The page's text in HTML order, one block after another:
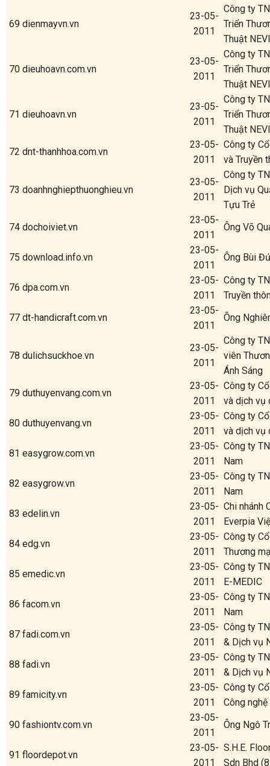
69 dienmayvn.vn
23-05-
2011
Công ty
Triển
Thuật
70 dieuhoavn.com.vn
23-05-
2011
Công ty
Triển
Thuật
71 dieuhoavn.vn
23-05-
2011
Công ty
Triển
Thuật
72 dnt-thanhhoa.com.vn
23-05-
2011
Công ty
và Truyền
73 doanhnghiepthuonghieu.vn
23-05-
2011
Công ty
Dịch vụ
Tựu Trẻ
74 dochoiviet.vn
23-05-
2011
Ông Võ
75 download.info.vn
23-05-
2011
Ông Bùi
76 dpa.com.vn
23-05-
2011
Công ty
Truyền
77 dt-handicraft.com.vn
23-05-
2011
Ông
78 dulichsuckhoe.vn
23-05-
2011
Công ty
viên
Ánh Sáng
79 duthuyenvang.com.vn
23-05-
2011
Công ty
và dịch vụ
80 duthuyenvang.vn
23-05-
2011
Công ty
và dịch vụ
81 easygrow.com.vn
23-05-
2011
Công ty
Nam
82 easygrow.vn
23-05-
2011
Công ty
Nam
83 edelin.vn
23-05-
2011
Chi nhánh
Everpia
84 edg.vn
23-05-
2011
Công ty
Thương
85 emedic.vn
23-05-
2011
Công ty
E-MEDIC
86 facom.vn
23-05-
2011
Công ty
Nam
87 fadi.com.vn
23-05-
2011
Công ty
& Dịch vụ
88 fadi.vn
23-05-
2011
Công ty
& Dịch vụ
89 famicity.vn
23-05-
2011
Công ty
Công
90 fashiontv.com.vn
23-05-
2011
Ông Ngô
91 floordepot.vn
23-05-
2011
S.H.E.
Sdn Bhd